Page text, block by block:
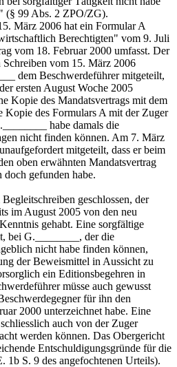
(§ 99 Abs. 2 ZPO/ZG).
März 2006 hat ein Formular A
Berechtigten" vom 9. Juli
vom 18. Februar 2000 umfasst. Der
vom 15. März 2006
dem Beschwerdeführer mitgeteilt,
ersten August Woche 2005
Kopie des Mandatsvertrags mit dem
Kopie des Formulars A mit der Zuger
habe damals die
nicht finden können. Am 7. März
mitgeteilt, dass er beim
oben erwähnten Mandatsvertrag
gefunden habe.
geschlossen, der
im August 2005 von den neu
gehabt. Eine sorgfältige
bei G.________, der die
nicht habe finden können,
der Beweismittel in Aussicht zu
ein Editionsbegehren in
müsse auch gewusst
für ihn den
2000 unterzeichnet habe. Eine
auch von der Zuger
werden können. Das Obergericht
Entschuldigungsgründe für die
1b S. 9 des angefochtenen Urteils).